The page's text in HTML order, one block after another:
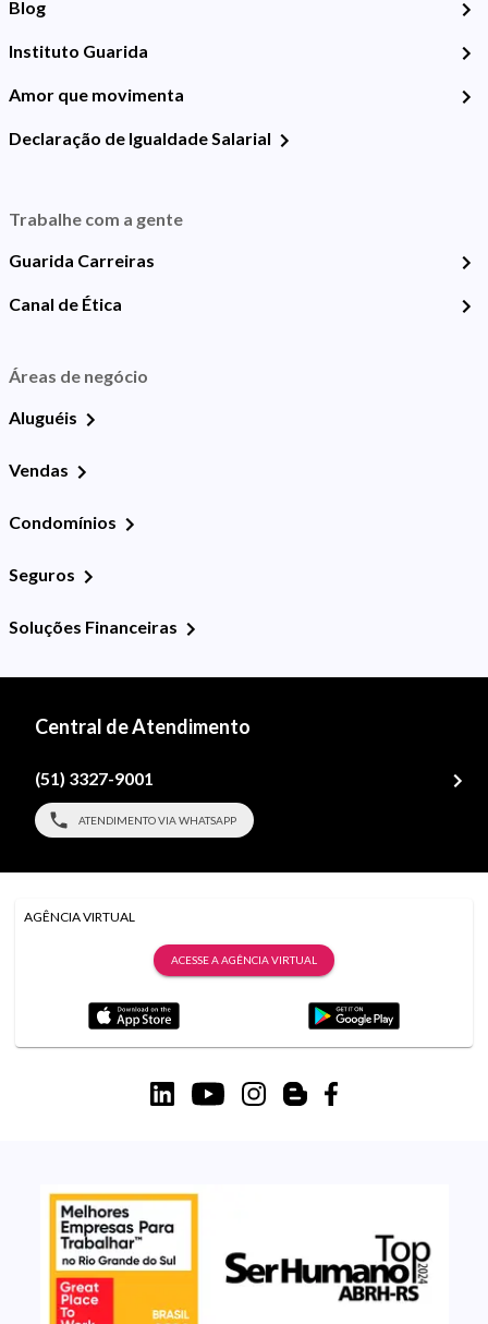
Blog
Instituto Guarida
Amor que movimenta
Declaração de Igualdade Salarial
Trabalhe com a gente
Guarida Carreiras
Canal de Ética
Áreas de negócio
Aluguéis
Vendas
Condomínios
Seguros
Soluções Financeiras
Central de Atendimento
(51) 3327-9001
ATENDIMENTO VIA WHATSAPP
AGÊNCIA VIRTUAL
ACESSE A AGÊNCIA VIRTUAL